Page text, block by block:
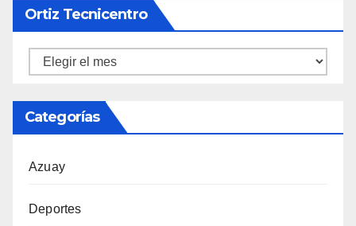
Ortiz Tecnicentro
Ortiz
Categorías
Azuay
Deportes